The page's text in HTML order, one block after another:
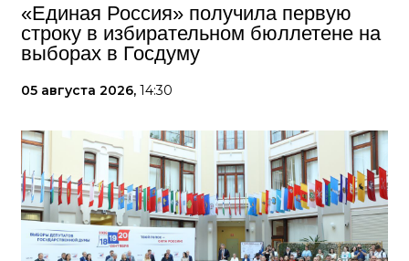
«Единая Россия» получила первую
строку в избирательном бюллетене на
выборах в Госдуму
05 августа 2026, 14:30